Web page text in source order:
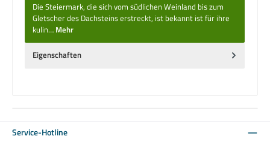
Die Steiermark, die sich vom südlichen Weinland bis zum
Gletscher des Dachsteins erstreckt, ist bekannt ist für ihre
kulin… Mehr
Eigenschaften
Service-Hotline